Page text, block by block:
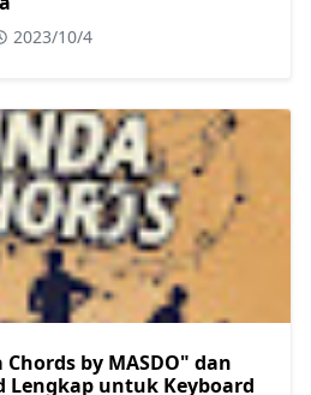
2023/10/4
by MASDO" dan
Lengkap untuk Keyboard